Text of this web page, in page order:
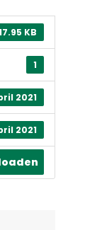
KB
1
2021
2021